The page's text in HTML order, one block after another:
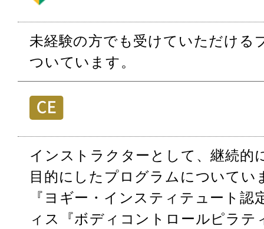
未経験の方でも受けていただける
ついています。
インストラクターとして、継続的
目的にしたプログラムについてい
『ヨギー・インスティテュート認
ィス『ボディコントロールピラテ